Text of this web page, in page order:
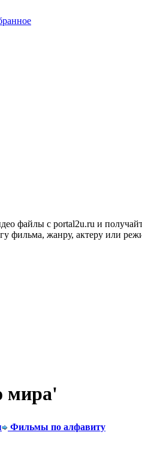
файлы с portal2u.ru и
фильма, жанру, актеру или
мира'
Фильмы по алфавиту